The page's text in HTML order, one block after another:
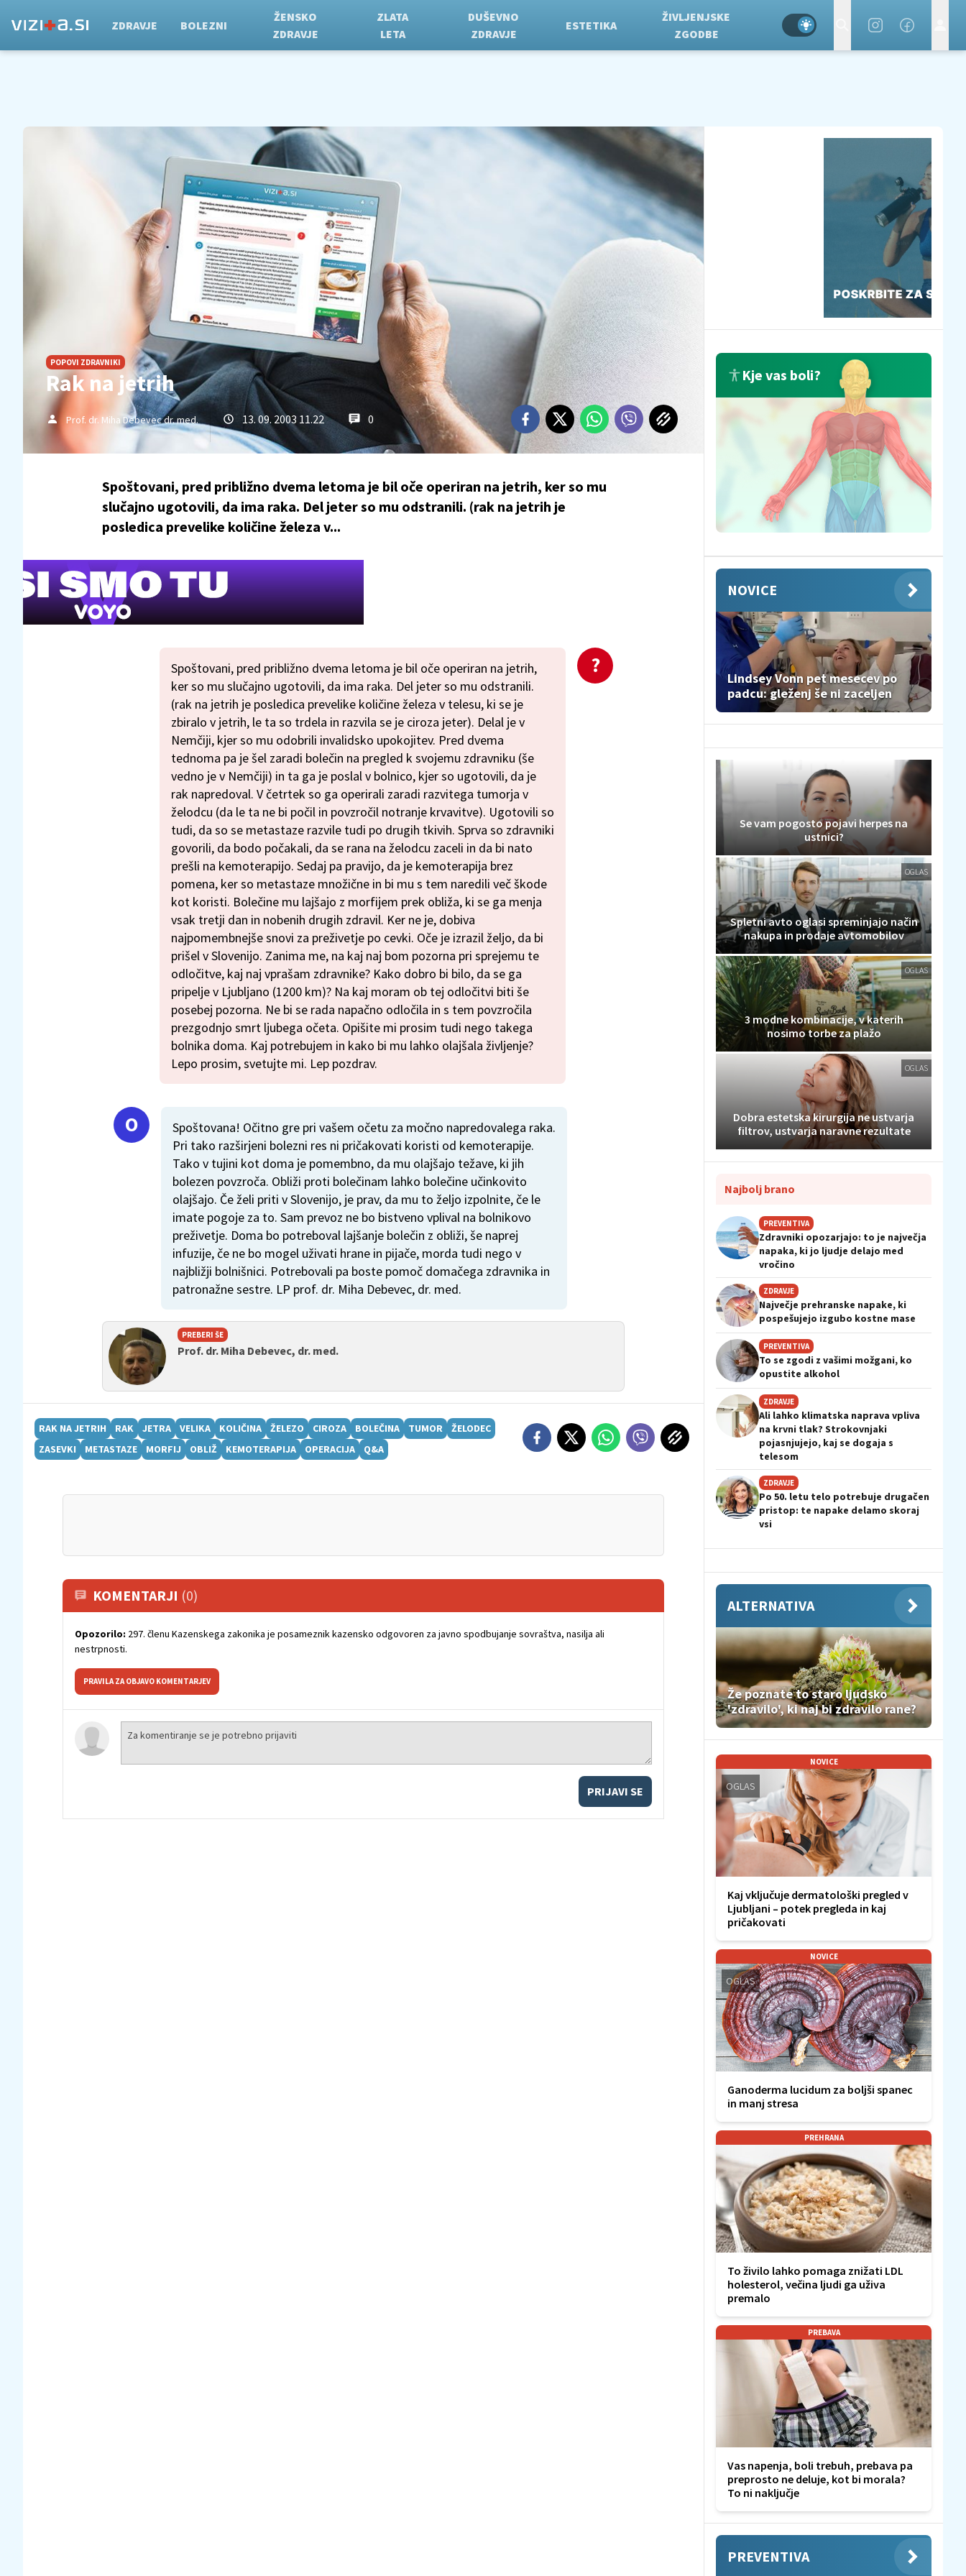
ZDRAVJE BOLEZNI
ŽENSKO
ZDRAVJE
ZLATA
LETA
DUŠEVNO
ZDRAVJE
ESTETIKA
ŽIVLJENJSKE
ZGODBE
POPOVI ZDRAVNIKI
Rak na jetrih
Prof. dr. Miha Debevec dr. med. 13. 09. 2003 11.22 0
Spoštovani, pred približno dvema letoma je bil oče operiran na jetrih, ker so mu
slučajno ugotovili, da ima raka. Del jeter so mu odstranili. (rak na jetrih je
posledica prevelike količine železa v...
Spoštovani, pred približno dvema letoma je bil oče operiran na jetrih,
ker so mu slučajno ugotovili, da ima raka. Del jeter so mu odstranili.
(rak na jetrih je posledica prevelike količine železa v telesu, ki se je
zbiralo v jetrih, le ta so trdela in razvila se je ciroza jeter). Delal je v
Nemčiji, kjer so mu odobrili invalidsko upokojitev. Pred dvema
tednoma pa je šel zaradi bolečin na pregled k svojemu zdravniku (še
vedno je v Nemčiji) in ta ga je poslal v bolnico, kjer so ugotovili, da je
rak napredoval. V četrtek so ga operirali zaradi razvitega tumorja v
želodcu (da le ta ne bi počil in povzročil notranje krvavitve). Ugotovili so
tudi, da so se metastaze razvile tudi po drugih tkivih. Sprva so zdravniki
govorili, da bodo počakali, da se rana na želodcu zaceli in da bi nato
prešli na kemoterapijo. Sedaj pa pravijo, da je kemoterapija brez
pomena, ker so metastaze množične in bi mu s tem naredili več škode
kot koristi. Bolečine mu lajšajo z morfijem prek obliža, ki se ga menja
vsak tretji dan in nobenih drugih zdravil. Ker ne je, dobiva
najpomembnejše snovi za preživetje po cevki. Oče je izrazil željo, da bi
prišel v Slovenijo. Zanima me, na kaj naj bom pozorna pri sprejemu te
odločitve, kaj naj vprašam zdravnike? Kako dobro bi bilo, da se ga
pripelje v Ljubljano (1200 km)? Na kaj moram ob tej odločitvi biti še
posebej pozorna. Ne bi se rada napačno odločila in s tem povzročila
prezgodnjo smrt ljubega očeta. Opišite mi prosim tudi nego takega
bolnika doma. Kaj potrebujem in kako bi mu lahko olajšala življenje?
Lepo prosim, svetujte mi. Lep pozdrav.
Spoštovana! Očitno gre pri vašem očetu za močno napredovalega raka.
Pri tako razširjeni bolezni res ni pričakovati koristi od kemoterapije.
Tako v tujini kot doma je pomembno, da mu olajšajo težave, ki jih
bolezen povzroča. Obliži proti bolečinam lahko bolečine učinkovito
olajšajo. Če želi priti v Slovenijo, je prav, da mu to željo izpolnite, če le
imate pogoje za to. Sam prevoz ne bo bistveno vplival na bolnikovo
preživetje. Doma bo potreboval lajšanje bolečin z obliži, še naprej
infuzije, če ne bo mogel uživati hrane in pijače, morda tudi nego v
najbližji bolnišnici. Potrebovali pa boste pomoč domačega zdravnika in
patronažne sestre. LP prof. dr. Miha Debevec, dr. med.
PREBERI ŠE
Prof. dr. Miha Debevec, dr. med.
RAK NA JETRIH RAK JETRA VELIKA KOLIČINA ŽELEZO CIROZA BOLEČINA TUMOR
ŽELODEC
ZASEVKI
METASTAZE MORFIJ OBLIŽ KEMOTERAPIJA OPERACIJA Q&A
KOMENTARJI (0)
Opozorilo: 297. členu Kazenskega zakonika je posameznik kazensko odgovoren za javno spodbujanje sovraštva, nasilja ali
nestrpnosti.
PRAVILA ZA OBJAVO KOMENTARJEV
PRIJAVI SE
Kje vas boli?
NOVICE
Lindsey Vonn pet mesecev po
padcu: gleženj še ni zaceljen
Se vam pogosto pojavi herpes na
ustnici?
OGLAS
Spletni avto oglasi spreminjajo način
nakupa in prodaje avtomobilov
OGLAS
3 modne kombinacije, v katerih
nosimo torbe za plažo
OGLAS
Dobra estetska kirurgija ne ustvarja
filtrov, ustvarja naravne rezultate
Najbolj brano
PREVENTIVA
Zdravniki opozarjajo: to je največja
napaka, ki jo ljudje delajo med
vročino
ZDRAVJE
Največje prehranske napake, ki
pospešujejo izgubo kostne mase
PREVENTIVA
To se zgodi z vašimi možgani, ko
opustite alkohol
ZDRAVJE
Ali lahko klimatska naprava vpliva
na krvni tlak? Strokovnjaki
pojasnjujejo, kaj se dogaja s
telesom
ZDRAVJE
Po 50. letu telo potrebuje drugačen
pristop: te napake delamo skoraj
vsi
ALTERNATIVA
Že poznate to staro ljudsko
'zdravilo', ki naj bi zdravilo rane?
NOVICE
OGLAS
Kaj vključuje dermatološki pregled v
Ljubljani – potek pregleda in kaj
pričakovati
NOVICE
OGLAS
Ganoderma lucidum za boljši spanec
in manj stresa
PREHRANA
To živilo lahko pomaga znižati LDL
holesterol, večina ljudi ga uživa
premalo
PREBAVA
Vas napenja, boli trebuh, prebava pa
preprosto ne deluje, kot bi morala?
To ni naključje
PREVENTIVA